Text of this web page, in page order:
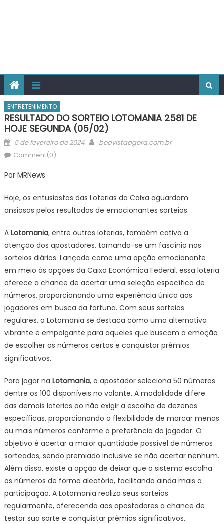
ENTRETENIMENTO
RESULTADO DO SORTEIO LOTOMANIA 2581 DE
HOJE SEGUNDA (05/02)
Posted
on
5 de fevereiro de 2024 Author
boavistaagora.com.br
Comment(0)
Por MRNews
Hoje, os entusiastas das Loterias da Caixa aguardam
ansiosos pelos resultados de emocionantes sorteios.
A Lotomania, entre outras loterias, também cativa a
atenção dos apostadores, tornando-se um fascínio nos
sorteios diários. Lançada como uma opção emocionante
em meio às opções da Caixa Econômica Federal, essa loteria
oferece a chance de acertar uma seleção específica de
números, proporcionando uma experiência única aos
jogadores em busca da fortuna. Com seus sorteios
regulares, a Lotomania se destaca como uma alternativa
vibrante e empolgante para aqueles que buscam a emoção
de escolher os números certos e conquistar prêmios
significativos.
Para jogar na Lotomania, o apostador seleciona 50 números
dentre os 100 disponíveis no volante. A modalidade difere
das demais loterias ao não exigir a escolha de dezenas
específicas, proporcionando a flexibilidade de marcar menos
ou mais números conforme a preferência do jogador. O
objetivo é acertar a maior quantidade possível de números
sorteados, sendo premiado inclusive se não acertar nenhum.
Além disso, existe a opção de deixar que o sistema escolha
os números de forma aleatória, facilitando ainda mais a
participação. A Lotomania realiza seus sorteios
regularmente, oferecendo aos apostadores a chance de
testar sua sorte e conquistar prêmios significativos.